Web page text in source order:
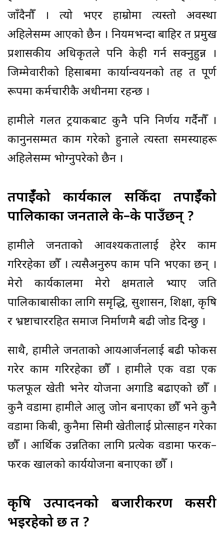
जाँदैनौँ । त्यो भएर हाम्रोमा त्यस्तो अवस्था
अहिलेसम्म आएको छैन । नियमभन्दा बाहिर त प्रमुख
प्रशासकीय अधिकृतले पनि केही गर्न सक्नुहुन्न ।
जिम्मेवारीको हिसाबमा कार्यान्वयनको तह त पूर्ण
रूपमा कर्मचारीकै अधीनमा रहन्छ ।
हामीले गलत ट्रयाकबाट कुनै पनि निर्णय गर्दैनौँ ।
कानुनसम्मत काम गरेको हुनाले त्यस्ता समस्याहरू
अहिलेसम्म भोग्नुपरेको छैन ।
तपाईँको कार्यकाल सकिँदा तपाईँको
पालिकाका जनताले के–के पाउँछन् ?
हामीले जनताको आवश्यकतालाई हेरेर काम
गरिरहेका छौँ । त्यसैअनुरुप काम पनि भएका छन् ।
मेरो कार्यकालमा मेरो क्षमताले भ्याए जति
पालिकाबासीका लागि समृद्धि, सुशासन, शिक्षा, कृषि
र भ्रष्टाचाररहित समाज निर्माणमै बढी जोड दिन्छु ।
साथै, हामीले जनताको आयआर्जनलाई बढी फोकस
गरेर काम गरिरहेका छौँ । हामीले एक वडा एक
फलफूल खेती भनेर योजना अगाडि बढाएको छौँ ।
कुनै वडामा हामीले आलु जोन बनाएका छौँ भने कुनै
वडामा किबी, कुनैमा सिमी खेतीलाई प्रोत्साहन गरेका
छौँ । आर्थिक उन्नतिका लागि प्रत्येक वडामा फरक–
फरक खालको कार्ययोजना बनाएका छौँ ।
कृषि उत्पादनको बजारीकरण कसरी
भइरहेको छ त ?